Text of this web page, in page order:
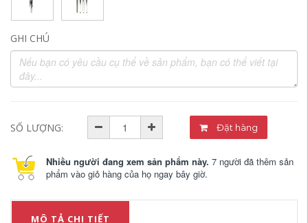
GHI CHÚ
SỐ LƯỢNG: Đặt hàng
Nhiều người đang xem sản phẩm này. 7 người đã thêm sản
phẩm vào giỏ hàng của họ ngay bây giờ.
MÔ TẢ CHI TIẾT